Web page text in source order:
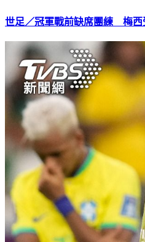
世足／冠軍戰前缺席團練 梅西